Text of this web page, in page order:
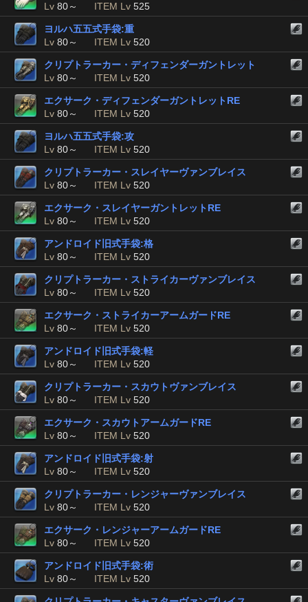
Lv 80～ ITEM Lv 525
ヨルハ五五式手袋:重
Lv 80～ ITEM Lv 520
クリプトラーカー・ディフェンダーガントレット
Lv 80～ ITEM Lv 520
エクサーク・ディフェンダーガントレットRE
Lv 80～ ITEM Lv 520
ヨルハ五五式手袋:攻
Lv 80～ ITEM Lv 520
クリプトラーカー・スレイヤーヴァンブレイス
Lv 80～ ITEM Lv 520
エクサーク・スレイヤーガントレットRE
Lv 80～ ITEM Lv 520
アンドロイド旧式手袋:格
Lv 80～ ITEM Lv 520
クリプトラーカー・ストライカーヴァンブレイス
Lv 80～ ITEM Lv 520
エクサーク・ストライカーアームガードRE
Lv 80～ ITEM Lv 520
アンドロイド旧式手袋:軽
Lv 80～ ITEM Lv 520
クリプトラーカー・スカウトヴァンブレイス
Lv 80～ ITEM Lv 520
エクサーク・スカウトアームガードRE
Lv 80～ ITEM Lv 520
アンドロイド旧式手袋:射
Lv 80～ ITEM Lv 520
クリプトラーカー・レンジャーヴァンブレイス
Lv 80～ ITEM Lv 520
エクサーク・レンジャーアームガードRE
Lv 80～ ITEM Lv 520
アンドロイド旧式手袋:術
Lv 80～ ITEM Lv 520